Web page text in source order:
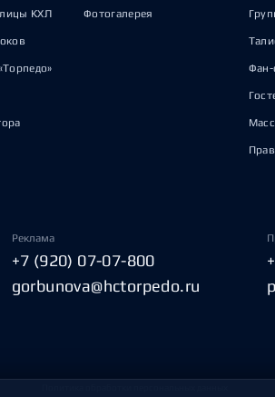
КХЛ Фотогалерея
Фан-
Реклама
+7 (920) 07-07-800
gorbunova@hctorpedo.ru